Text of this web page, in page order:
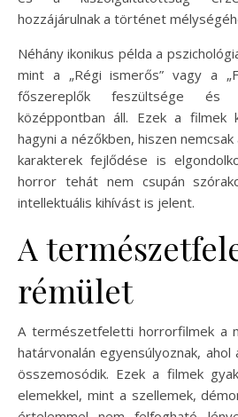
hozzájárulnak a történet
Néhány ikonikus példa a
mint a „Régi ismerős” vagy a
főszereplők feszültsége
középpontban áll. Ezek a filmek
hagyni a nézőkben, hiszen
karakterek fejlődése is
horror tehát nem csupán
intellektuális kihívást is jelent.
A
rémület
A természetfeletti horrorfilmek a
határvonalán egyensúlyoznak,
összemosódik. Ezek a filmek
elemekkel, mint a szellemek,